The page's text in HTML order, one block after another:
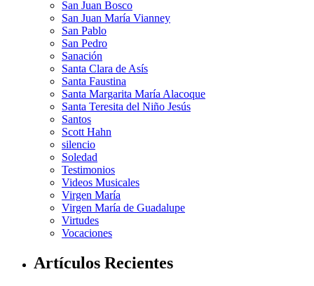
San Juan Bosco
San Juan María Vianney
San Pablo
San Pedro
Sanación
Santa Clara de Asís
Santa Faustina
Santa Margarita María Alacoque
Santa Teresita del Niño Jesús
Santos
Scott Hahn
silencio
Soledad
Testimonios
Videos Musicales
Virgen María
Virgen María de Guadalupe
Virtudes
Vocaciones
Artículos Recientes